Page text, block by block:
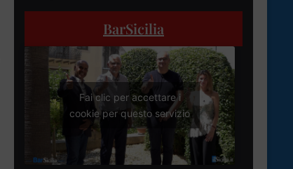
BarSicilia
Fai clic per accettare i
cookie per questo servizio